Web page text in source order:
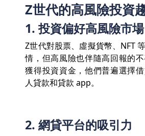
Z世代的高風險投資
1. 投資偏好高風險市場
Z世代對股票、虛擬貨幣、NFT
情，但高風險也伴隨高回報的
獲得投資資金，他們普遍選擇
人貸款和貸款 app。
2. 網貸平台的吸引力